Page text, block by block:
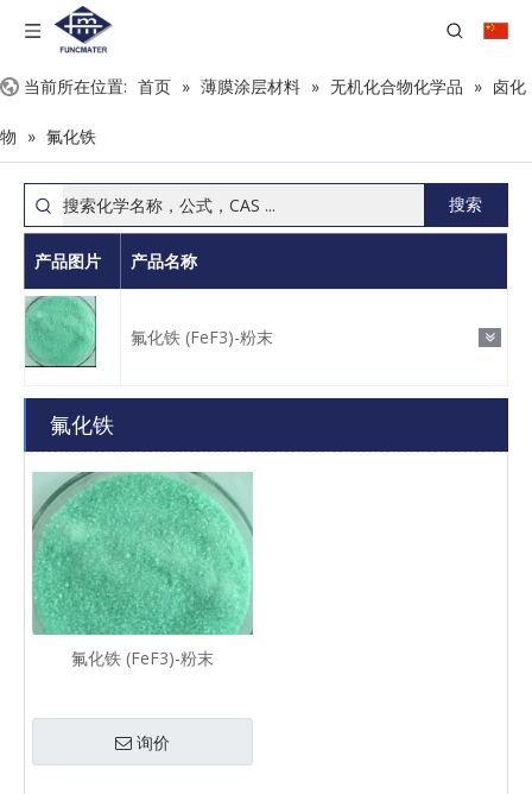
当前所在位置: 首页 » 薄膜涂层材料 » 无机化合物化学品 » 卤化
物 » 氟化铁
搜索
产品图片 产品名称
氟化铁 (FeF3)-粉末
氟化铁
氟化铁 (FeF3)-粉末
询价